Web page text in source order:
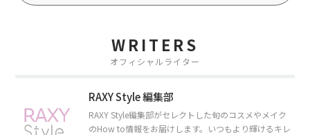
WRITERS
オフィシャルライター
RAXY Style 編集部
RAXY Style編集部がセレクトした旬のコスメやメイク
のHow to情報をお届けします。いつもより輝けるキレ